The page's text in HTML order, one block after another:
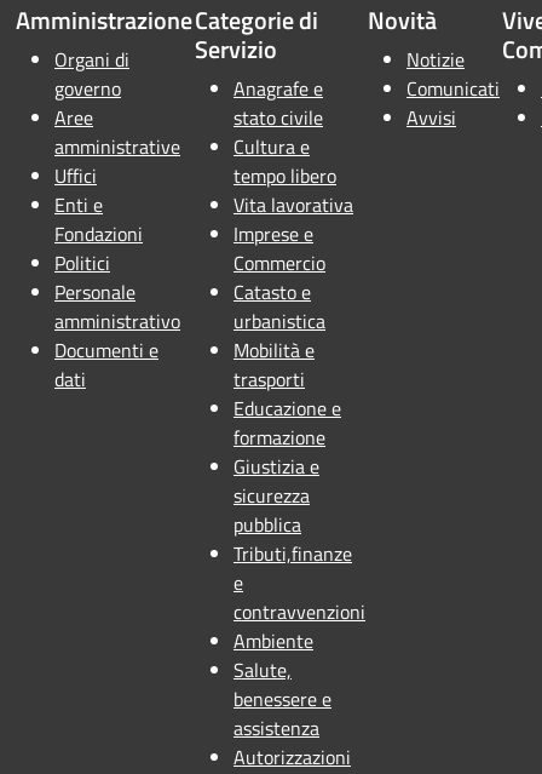
Amministrazione
Organi di
governo
Aree
amministrative
Uffici
Enti e
Fondazioni
Politici
Personale
amministrativo
Documenti e
dati
Categorie di
Servizio
Anagrafe e
stato civile
Cultura e
tempo libero
Vita lavorativa
Imprese e
Commercio
Catasto e
urbanistica
Mobilità e
trasporti
Educazione e
formazione
Giustizia e
sicurezza
pubblica
Tributi,finanze
e
contravvenzioni
Ambiente
Salute,
benessere e
assistenza
Autorizzazioni
Novità
Notizie
Comunicati
Avvisi